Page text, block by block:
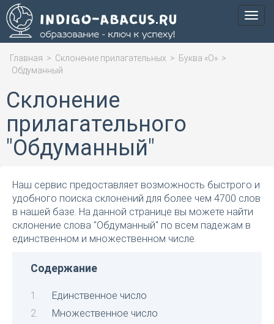
Меню
Главная > Склонение прилагательных > Буква «О» >
Обдуманный
Склонение
прилагательного
"Обдуманный"
Наш сервис предоставляет возможность быстрого и
удобного поиска склонений для более чем 4700 слов
в нашей базе. На данной странице вы можете найти
склонение слова "Обдуманный" по всем падежам в
единственном и множественном числе.
Содержание
Единственное число
Множественное число